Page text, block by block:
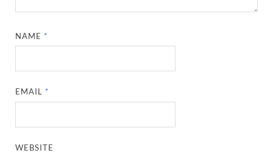
NAME *
EMAIL *
WEBSITE